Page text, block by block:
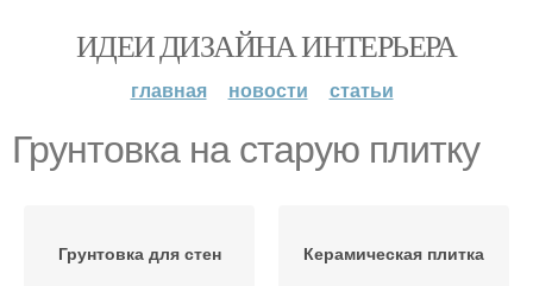
ИДЕИ ДИЗАЙНА ИНТЕРЬЕРА
главная новости статьи
Грунтовка на старую плитку
Грунтовка для стен Керамическая плитка